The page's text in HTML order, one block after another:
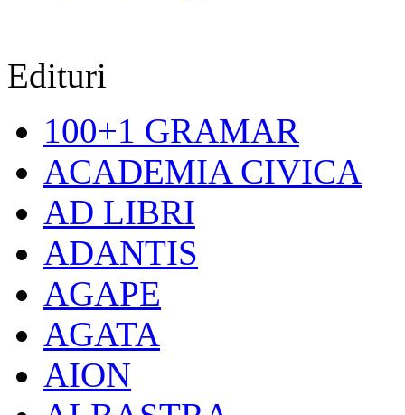
Edituri
100+1 GRAMAR
ACADEMIA CIVICA
AD LIBRI
ADANTIS
AGAPE
AGATA
AION